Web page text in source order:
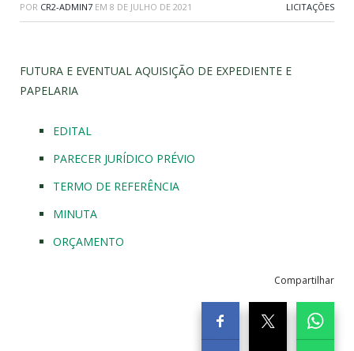
POR CR2-ADMIN7 EM 8 DE JULHO DE 2021 LICITAÇÕES
FUTURA E EVENTUAL AQUISIÇÃO DE EXPEDIENTE E
PAPELARIA
EDITAL
PARECER JURÍDICO PRÉVIO
TERMO DE REFERÊNCIA
MINUTA
ORÇAMENTO
Compartilhar